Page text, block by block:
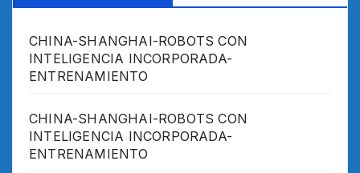
CHINA-SHANGHAI-ROBOTS CON
INTELIGENCIA INCORPORADA-
ENTRENAMIENTO
CHINA-SHANGHAI-ROBOTS CON
INTELIGENCIA INCORPORADA-
ENTRENAMIENTO